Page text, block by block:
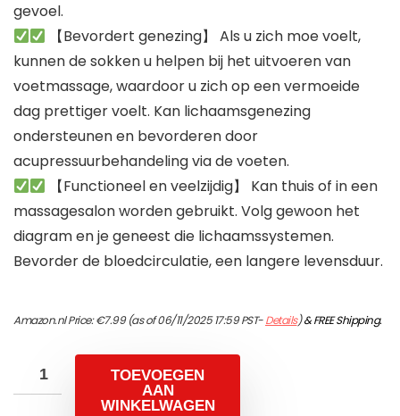
gevoel.
【Bevordert genezing】 Als u zich moe voelt,
kunnen de sokken u helpen bij het uitvoeren van
voetmassage, waardoor u zich op een vermoeide
dag prettiger voelt. Kan lichaamsgenezing
ondersteunen en bevorderen door
acupressuurbehandeling via de voeten.
【Functioneel en veelzijdig】 Kan thuis of in een
massagesalon worden gebruikt. Volg gewoon het
diagram en je geneest die lichaamssystemen.
Bevorder de bloedcirculatie, een langere levensduur.
Amazon.nl Price:€7.99(as of 06/11/2025 17:59 PST-Details)&FREE Shipping.
TOEVOEGEN
AAN
WINKELWAGEN